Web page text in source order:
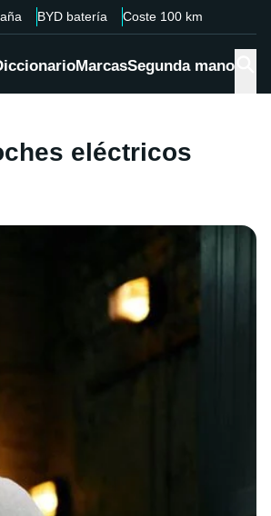
BYD batería Coste 100 km
MarcasSegunda mano
eléctricos